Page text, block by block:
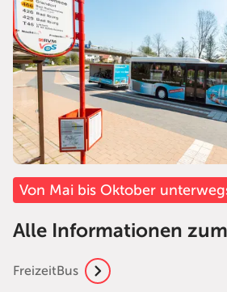
Von Mai bis Oktober
Alle Informationen
FreizeitBus